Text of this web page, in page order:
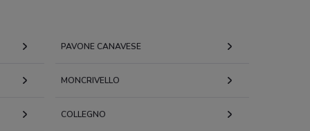
PAVONE CANAVESE
MONCRIVELLO
COLLEGNO